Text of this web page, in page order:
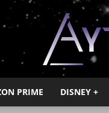
PRIME DISNEY +